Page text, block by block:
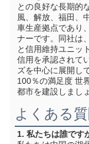
との良好な長期的
風、解放、福田、
車生産拠点であり
ナーです。同社は
と信用維持ユニッ
信用を承認されて
ズを中心に展開し
100％の満足度 世
都市を建設しまし
よくある
1. 私たちは誰です